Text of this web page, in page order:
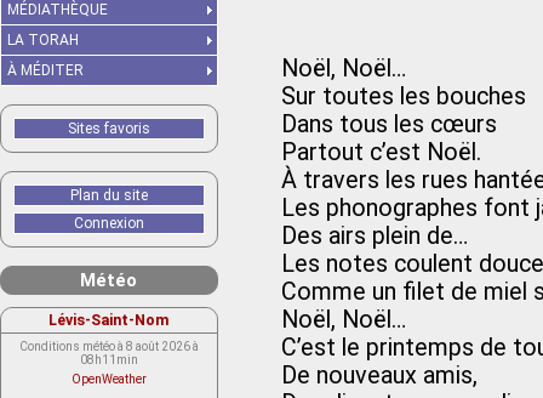
Noël, Noël…
Sur toutes les bouches
Dans tous les cœurs
Partout c’est Noël.
À travers les rues
Les phonographes font
Des airs plein de…
Les notes coulent
Comme un filet de miel
Noël, Noël…
C’est le printemps de
De nouveaux amis,
MÉDIATHÈQUE
LA TORAH
À MÉDITER
Sites favoris
Plan du site
Connexion
Météo
Lévis-Saint-Nom
Conditions météo à 8 août 2026 à
08h11min
OpenWeather